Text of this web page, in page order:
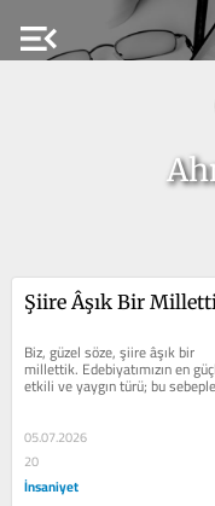
menu_open
Şiire Âşık Bir
Biz, güzel söze, şiire âşık bir
millettik. Edebiyatımızın en
etkili ve yaygın türü; bu
şiir olmuştur. En çok...
05.07.2026
20
İnsaniyet